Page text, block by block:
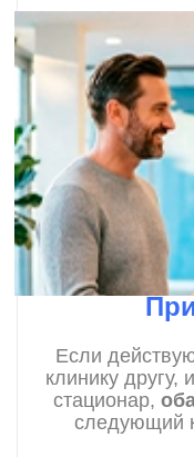
Если
клинику другу,
стационар,
следующий